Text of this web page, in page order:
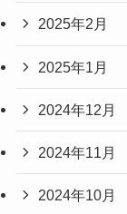
2025年2月
2025年1月
2024年12月
2024年11月
2024年10月